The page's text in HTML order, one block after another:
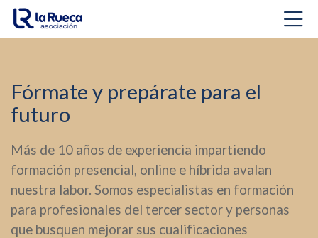
Skip to navigation
Skip to login form
Salta al contenido principal
Skip to accessibility options
Skip to footer
Skip accessibility options
Fórmate y prepárate para el
futuro
Más de 10 años de experiencia impartiendo
formación presencial, online e híbrida avalan
nuestra labor. Somos especialistas en formación
para profesionales del tercer sector y personas
que busquen mejorar sus cualificaciones